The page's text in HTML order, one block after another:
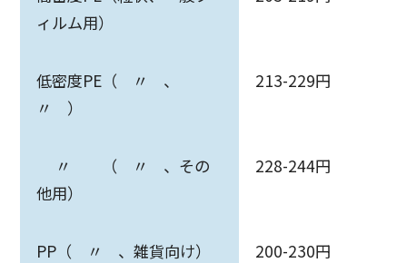
ィルム用）
低密度PE（ 〃 、
〃 ）
213-229円
〃 （ 〃 、その
他用）
228-244円
PP（ 〃 、雑貨向け） 200-230円